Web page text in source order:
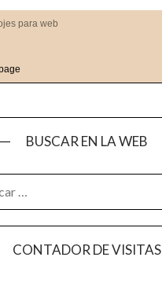
para web
BUSCAR EN LA WEB
CONTADOR DE VISITAS